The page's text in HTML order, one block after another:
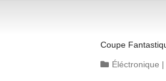
Coupe
Éléctronique |